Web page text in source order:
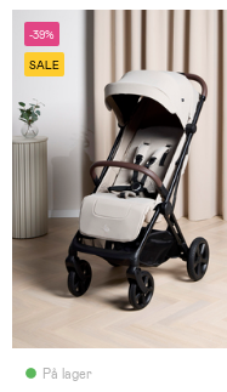
-39%
SALE
På lager